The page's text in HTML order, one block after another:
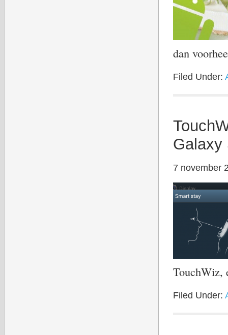
dan
Filed Under:
Galaxy
7 november
Filed Under: